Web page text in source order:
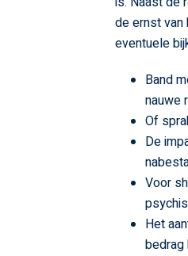
de ernst
eventuele
Band
nauwe
Of
De
Voor
Het